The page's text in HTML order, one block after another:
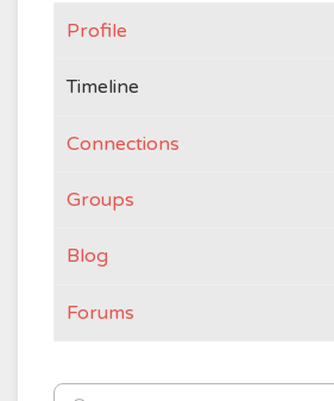
Profile
Timeline
Connections
Groups
Blog
Forums